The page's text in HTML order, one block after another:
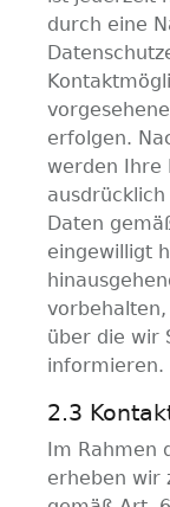
durch eine
erfolgen.
werden Ihre
Daten
eingewilligt
über die wir
informieren.
2.3
Im Rahmen
erheben wir